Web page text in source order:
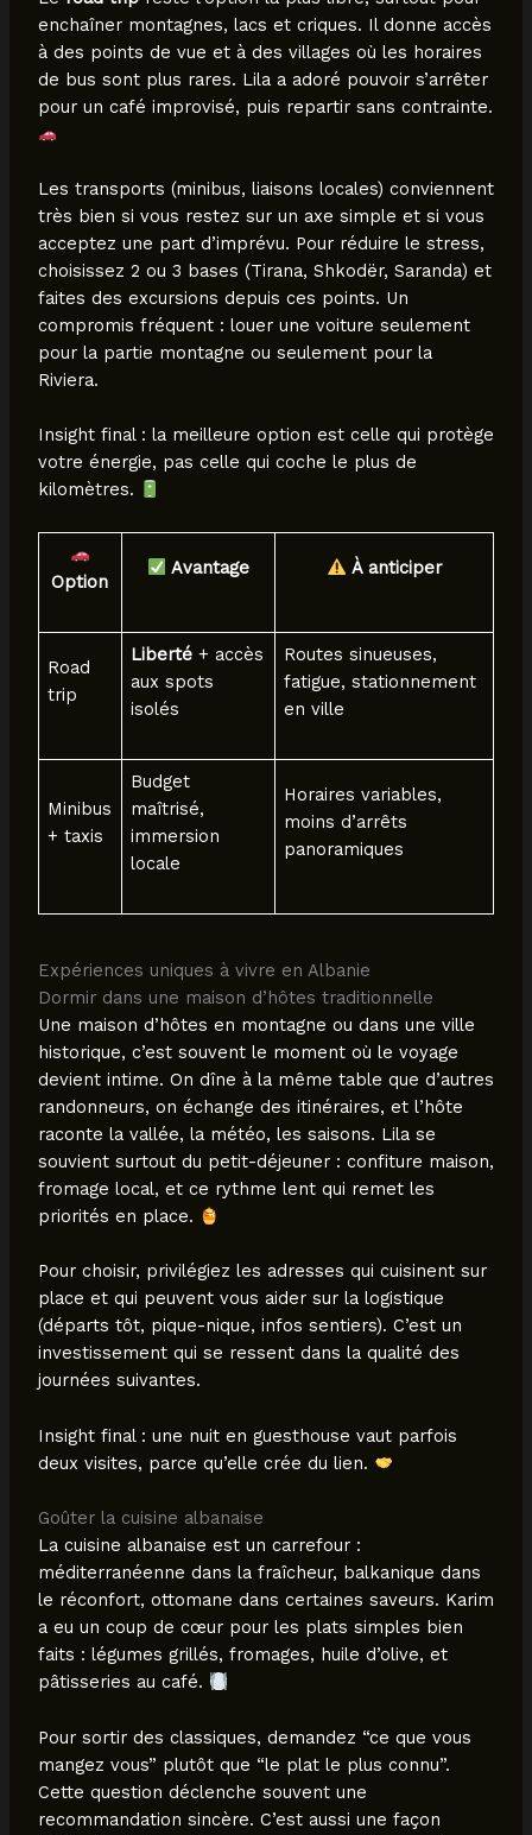
enchaîner montagnes, lacs et criques. Il donne accès
à des points de vue et à des villages où les horaires
de bus sont plus rares. Lila a adoré pouvoir s’arrêter
pour un café improvisé, puis repartir sans contrainte.
Les transports (minibus, liaisons locales) conviennent
très bien si vous restez sur un axe simple et si vous
acceptez une part d’imprévu. Pour réduire le stress,
choisissez 2 ou 3 bases (Tirana, Shkodër, Saranda) et
faites des excursions depuis ces points. Un
compromis fréquent : louer une voiture seulement
pour la partie montagne ou seulement pour la
Riviera.
Insight final : la meilleure option est celle qui protège
votre énergie, pas celle qui coche le plus de
kilomètres.
Option
Avantage À anticiper
Road
trip
Liberté + accès
aux spots
isolés
Routes sinueuses,
fatigue, stationnement
en ville
Minibus
+ taxis
Budget
maîtrisé,
immersion
locale
Horaires variables,
moins d’arrêts
panoramiques
Expériences uniques à vivre en Albanie
Dormir dans une maison d’hôtes traditionnelle
Une maison d’hôtes en montagne ou dans une ville
historique, c’est souvent le moment où le voyage
devient intime. On dîne à la même table que d’autres
randonneurs, on échange des itinéraires, et l’hôte
raconte la vallée, la météo, les saisons. Lila se
souvient surtout du petit-déjeuner : confiture maison,
fromage local, et ce rythme lent qui remet les
priorités en place.
Pour choisir, privilégiez les adresses qui cuisinent sur
place et qui peuvent vous aider sur la logistique
(départs tôt, pique-nique, infos sentiers). C’est un
investissement qui se ressent dans la qualité des
journées suivantes.
Insight final : une nuit en guesthouse vaut parfois
deux visites, parce qu’elle crée du lien.
Goûter la cuisine albanaise
La cuisine albanaise est un carrefour :
méditerranéenne dans la fraîcheur, balkanique dans
le réconfort, ottomane dans certaines saveurs. Karim
a eu un coup de cœur pour les plats simples bien
faits : légumes grillés, fromages, huile d’olive, et
pâtisseries au café.
Pour sortir des classiques, demandez “ce que vous
mangez vous” plutôt que “le plat le plus connu”.
Cette question déclenche souvent une
recommandation sincère. C’est aussi une façon